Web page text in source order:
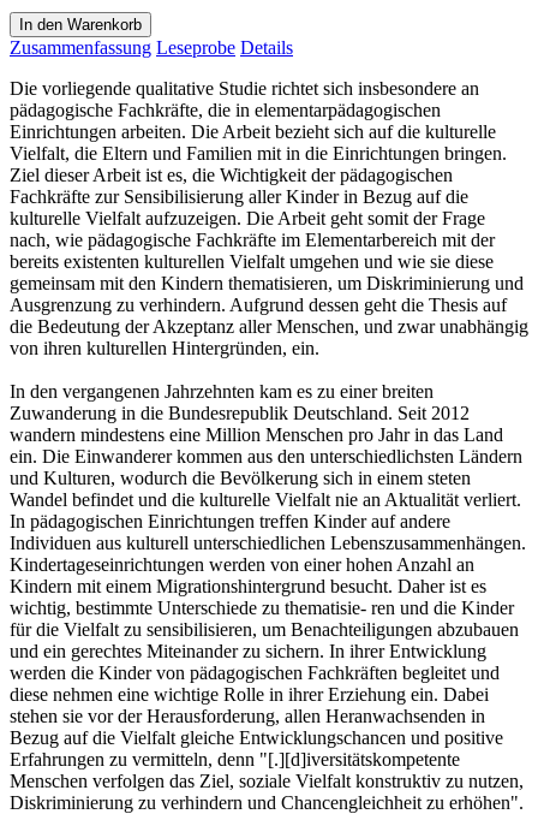
In den Warenkorb
Zusammenfassung Leseprobe Details
Die vorliegende qualitative Studie richtet sich insbesondere an
pädagogische Fachkräfte, die in elementarpädagogischen
Einrichtungen arbeiten. Die Arbeit bezieht sich auf die kulturelle
Vielfalt, die Eltern und Familien mit in die Einrichtungen bringen.
Ziel dieser Arbeit ist es, die Wichtigkeit der pädagogischen
Fachkräfte zur Sensibilisierung aller Kinder in Bezug auf die
kulturelle Vielfalt aufzuzeigen. Die Arbeit geht somit der Frage
nach, wie pädagogische Fachkräfte im Elementarbereich mit der
bereits existenten kulturellen Vielfalt umgehen und wie sie diese
gemeinsam mit den Kindern thematisieren, um Diskriminierung und
Ausgrenzung zu verhindern. Aufgrund dessen geht die Thesis auf
die Bedeutung der Akzeptanz aller Menschen, und zwar unabhängig
von ihren kulturellen Hintergründen, ein.
In den vergangenen Jahrzehnten kam es zu einer breiten
Zuwanderung in die Bundesrepublik Deutschland. Seit 2012
wandern mindestens eine Million Menschen pro Jahr in das Land
ein. Die Einwanderer kommen aus den unterschiedlichsten Ländern
und Kulturen, wodurch die Bevölkerung sich in einem steten
Wandel befindet und die kulturelle Vielfalt nie an Aktualität verliert.
In pädagogischen Einrichtungen treffen Kinder auf andere
Individuen aus kulturell unterschiedlichen Lebenszusammenhängen.
Kindertageseinrichtungen werden von einer hohen Anzahl an
Kindern mit einem Migrationshintergrund besucht. Daher ist es
wichtig, bestimmte Unterschiede zu thematisie- ren und die Kinder
für die Vielfalt zu sensibilisieren, um Benachteiligungen abzubauen
und ein gerechtes Miteinander zu sichern. In ihrer Entwicklung
werden die Kinder von pädagogischen Fachkräften begleitet und
diese nehmen eine wichtige Rolle in ihrer Erziehung ein. Dabei
stehen sie vor der Herausforderung, allen Heranwachsenden in
Bezug auf die Vielfalt gleiche Entwicklungschancen und positive
Erfahrungen zu vermitteln, denn "[.][d]iversitätskompetente
Menschen verfolgen das Ziel, soziale Vielfalt konstruktiv zu nutzen,
Diskriminierung zu verhindern und Chancengleichheit zu erhöhen".